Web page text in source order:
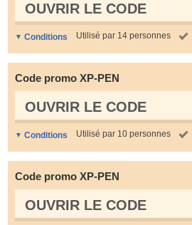
OUVRIR LE СODE
Conditions Utilisé par 14 personnes
Code promo XP-PEN
OUVRIR LE СODE
Conditions Utilisé par 10 personnes
Code promo XP-PEN
OUVRIR LE СODE